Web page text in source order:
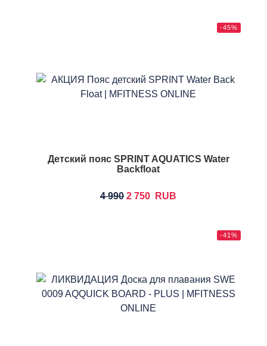
-45%
Детский пояс SPRINT AQUATICS Water
Backfloat
4 990 2 750 RUB
-41%